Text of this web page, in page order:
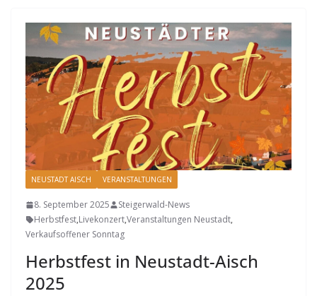
NEUSTADT AISCH VERANSTALTUNGEN
8. September 2025
Steigerwald-News
Herbstfest,Livekonzert,Veranstaltungen Neustadt,
Verkaufsoffener Sonntag
Herbstfest in Neustadt-Aisch
2025